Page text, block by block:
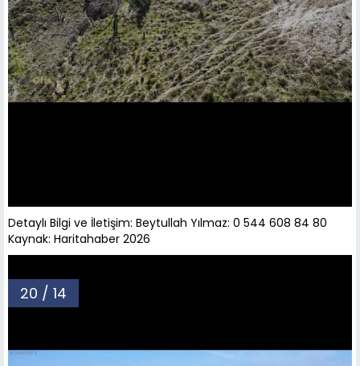
Detaylı Bilgi ve İletişim: Beytullah Yılmaz: 0 544 608 84 80
Kaynak: Haritahaber 2026
20 / 14